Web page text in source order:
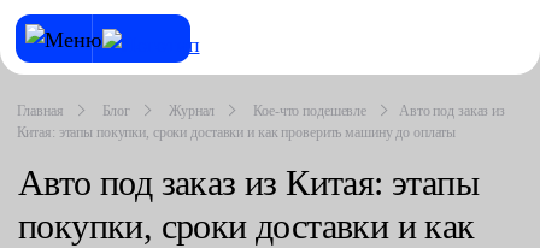
Главная Блог Журнал Кое-что подешевле
Авто под заказ из
Китая: этапы покупки, сроки доставки и как проверить машину до оплаты
Авто под заказ из Китая: этапы
покупки, сроки доставки и как